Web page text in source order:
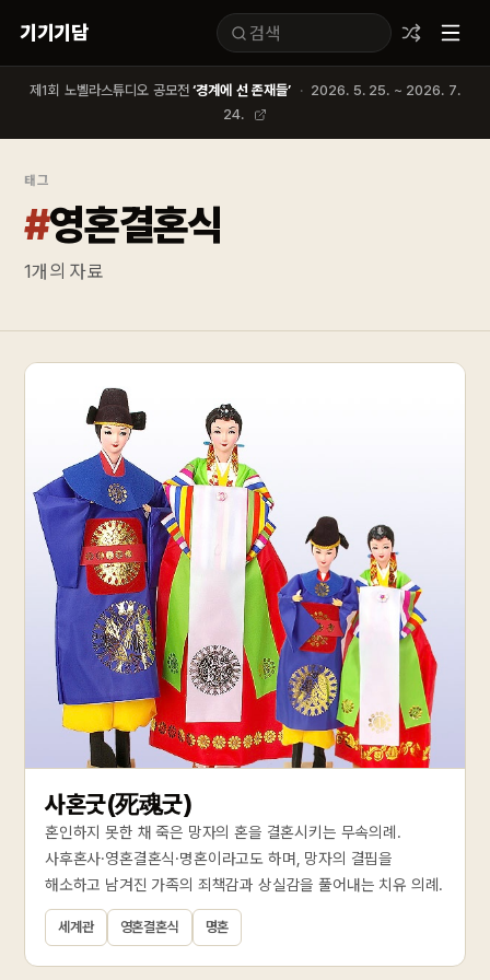
기기기담
제1회 노벨라스튜디오 공모전 ‘경계에 선 존재들’ · 2026. 5. 25. ~ 2026. 7.
24.
태그
#영혼결혼식
1개의 자료
사혼굿(死魂굿)
혼인하지 못한 채 죽은 망자의 혼을 결혼시키는 무속의례.
사후혼사·영혼결혼식·명혼이라고도 하며, 망자의 결핍을
해소하고 남겨진 가족의 죄책감과 상실감을 풀어내는 치유 의례.
세계관 영혼결혼식 명혼